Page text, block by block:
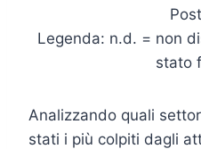
Legenda: n.d. = non
stato
Analizzando quali
stati i più colpiti dagli